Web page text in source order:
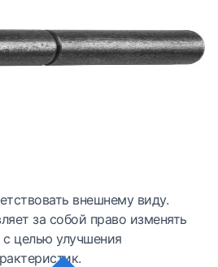
внешнему виду.
за собой право изменять
целью улучшения